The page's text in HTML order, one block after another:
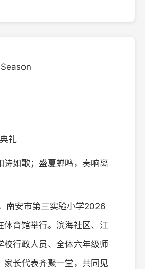
礼
诗如歌；盛夏蝉鸣，奏响离
南安市第三实验小学2026
体育馆举行。滨海社区、江
校行政人员、全体六年级师
家长代表齐聚一堂，共同见